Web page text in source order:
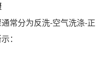
常分为反洗-空气洗涤-正
：